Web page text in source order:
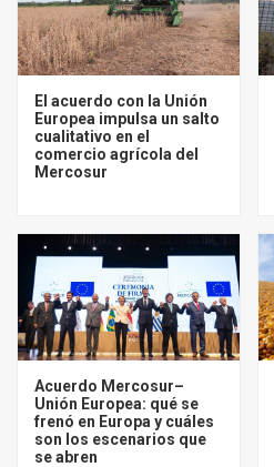
El acuerdo con la Unión
Europea impulsa un salto
cualitativo en el
comercio agrícola del
Mercosur
Acuerdo Mercosur–
Unión Europea: qué se
frenó en Europa y cuáles
son los escenarios que
se abren